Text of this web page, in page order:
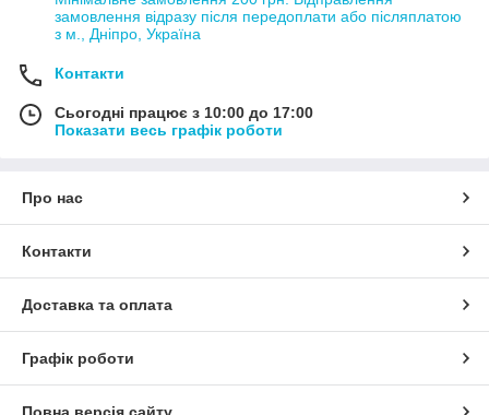
замовлення відразу після передоплати або післяплатою
з м., Дніпро, Україна
Контакти
Сьогодні працює з 10:00 до 17:00
Показати весь графік роботи
Про нас
Контакти
Доставка та оплата
Графік роботи
Повна версія сайту